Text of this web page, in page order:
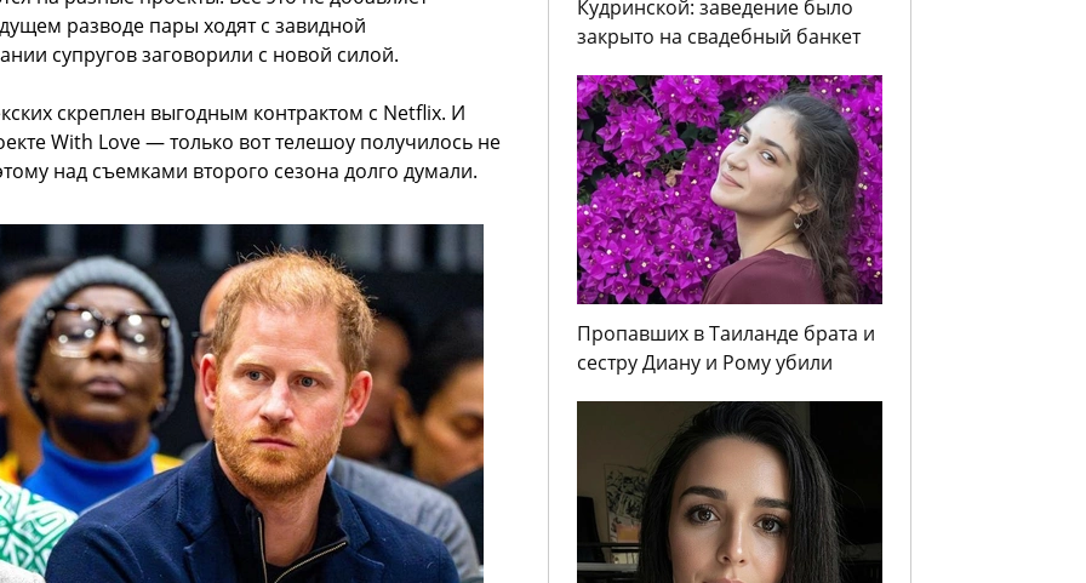
разводе пары ходят с завидной
супругов заговорили с новой силой.
скреплен выгодным контрактом с Netflix. И
With Love — только вот телешоу получилось не
над съемками второго сезона долго думали.
Кудринской: заведение было
закрыто на свадебный банкет
Пропавших в Таиланде брата и
сестру Диану и Рому убили